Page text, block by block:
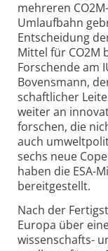
mehreren
Umlaufbahn
Entscheidung
Mittel für CO2M
Forschende am
Bovensmann,
schaftlicher
weiter an
forschen, die
auch
sechs neue
haben die ESA-
bereit­gestellt.
Nach der
Europa über
wissenschafts-